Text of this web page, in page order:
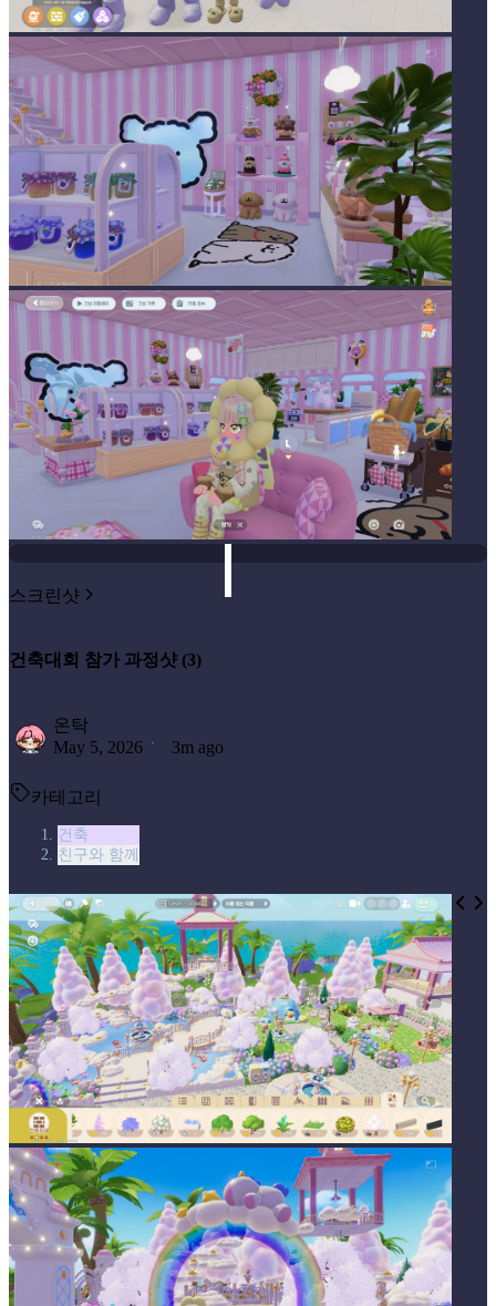
스크린샷
건축대회 참가 과정샷 (3)
온탁
May 5, 2026
3m ago
카테고리
건축
친구와 함께